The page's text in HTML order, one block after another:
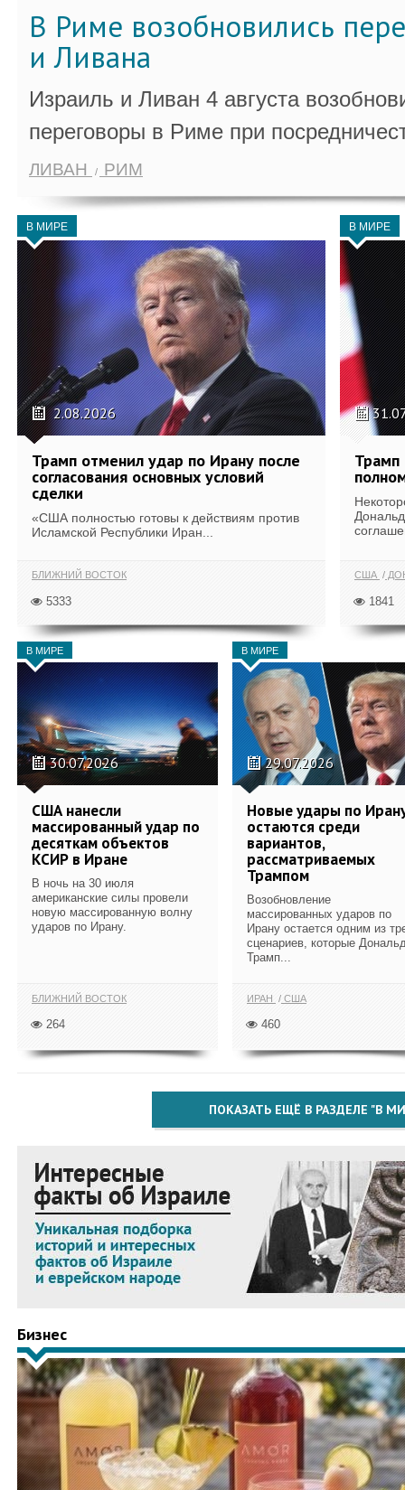
В Риме возобновились
и Ливана
Израиль и Ливан 4 августа
переговоры в Риме при
ЛИВАН РИМ
В МИРЕ
2.08.2026
Трамп отменил удар по Ирану после
согласования основных условий
сделки
«США полностью готовы к действиям против
Исламской Республики Иран...
БЛИЖНИЙ ВОСТОК
5333
В МИРЕ
Трамп
США
1841
В МИРЕ
30.07.2026
США нанесли
массированный удар по
десяткам объектов
КСИР в Иране
В ночь на 30 июля
американские силы провели
новую массированную волну
ударов по Ирану.
БЛИЖНИЙ ВОСТОК
264
В МИРЕ
29.07.2026
Новые удары по
остаются среди
вариантов,
рассматриваемых
Трампом
Возобновление
массированных ударов по
Ирану остается одним из
сценариев, которые
Трамп...
ИРАН США
460
ПОКАЗАТЬ ЕЩЁ В РАЗДЕЛЕ "В
Бизнес